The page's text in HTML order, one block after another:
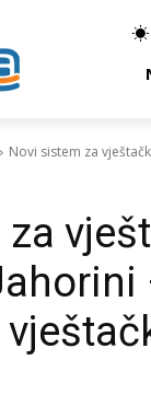
Novi sistem za